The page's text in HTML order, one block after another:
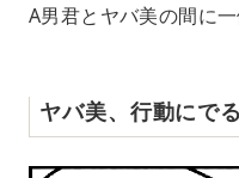
A男君とヤバ美の間に
ヤバ美、行動にで